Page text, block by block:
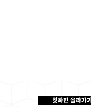
첫화면 올라가기